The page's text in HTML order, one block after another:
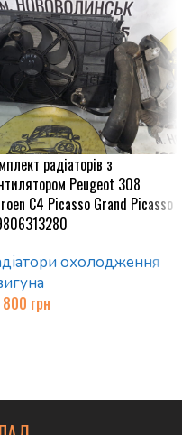
радіаторів з
Peugeot 308
C4 Picasso Grand Picasso
охолодження
800 грн